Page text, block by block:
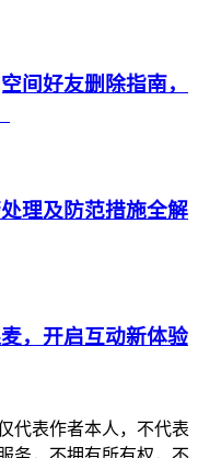
间好友删除指南，
理及防范措施全解
，开启互动新体验
代表作者本人，不代表